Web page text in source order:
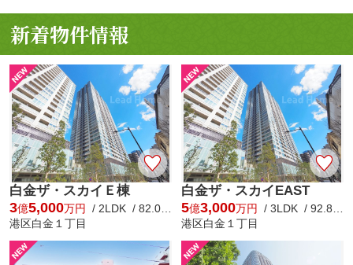
新着物件情報
白金ザ・スカイＥ棟
3億5,000万円
/ 2LDK / 82.02㎡
港区白金１丁目
白金ザ・スカイEAST
5億3,000万円
/ 3LDK / 92.84㎡
港区白金１丁目